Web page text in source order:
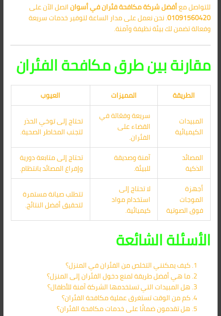
للتواصل معأفضل شركة مكافحة فئران في أسواناتصل الآن على
01091560420. نحن نعمل على مدار الساعة لتوفير خدمات سريعة
وفعالة تضمن لك بيئة نظيفة وآمنة.
مقارنة بين طرق مكافحة الفئران
الطريقة المميزات
العيوب
المبيدات
الكيميائية
سريعة وفعّالة في
القضاء على
الفئران.
تحتاج إلى توخي الحذر
لتجنب المخاطر الصحية.
المصائد
الذكية
آمنة وصديقة
للبيئة.
تحتاج إلى متابعة دورية
وإفراغ المصائد بانتظام.
أجهزة
الموجات
فوق الصوتية
لا تحتاج إلى
استخدام مواد
كيميائية.
تتطلب صيانة مستمرة
لتحقيق أفضل النتائج.
الأسئلة الشائعة
كيف يمكنني التخلص من الفئران في المنزل؟
ما هي أفضل طريقة لمنع دخول الفئران إلى المنزل؟
هل المبيدات التي تستخدمها الشركة آمنة للأطفال؟
كم من الوقت تستغرق عملية مكافحة الفئران؟
هل تقدمون ضمانًا على خدمات مكافحة الفئران؟